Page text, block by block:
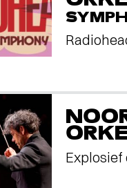
Explosief